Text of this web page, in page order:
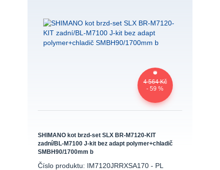
4 564 Kč
- 59 %
SHIMANO kot brzd-set SLX BR-M7120-KIT
zadní/BL-M7100 J-kit bez adapt polymer+chladič
SMBH90/1700mm b
Číslo produktu: IM7120JRRXSA170 - PL